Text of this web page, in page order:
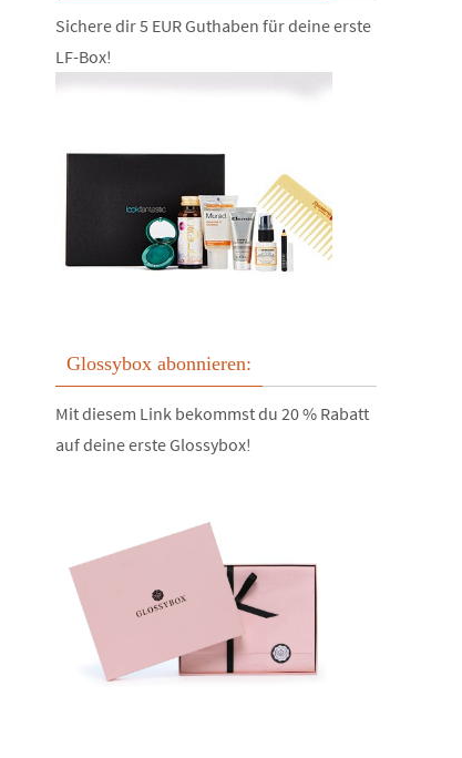
Sichere dir 5 EUR Guthaben für deine erste
LF-Box!
Glossybox abonnieren:
Mit diesem Link bekommst du 20 % Rabatt
auf deine erste Glossybox!